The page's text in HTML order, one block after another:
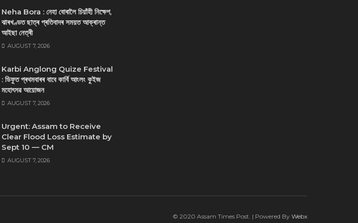
Neha Bora : নেহা বোৰালৈ চিয়াঁহী নিক্ষেপ,
ঝাৰখণ্ডত ছাত্ৰ প্ৰতিবাদৰ সময়ত আক্ৰান্ত
আইছা নেত্ৰী
AUGUST 7, 2026
Karbi Anglong Quize Festival
: ডিফুত প্ৰথমবাৰৰ বাবে কাৰ্বি আংলং কুইজ
মহোৎসৱ আয়োজন
AUGUST 7, 2026
Urgent: Assam to Receive
Clear Flood Loss Estimate by
Sept 10 — CM
AUGUST 7, 2026
© 2020 Assam Times Post. | Powered By Webx